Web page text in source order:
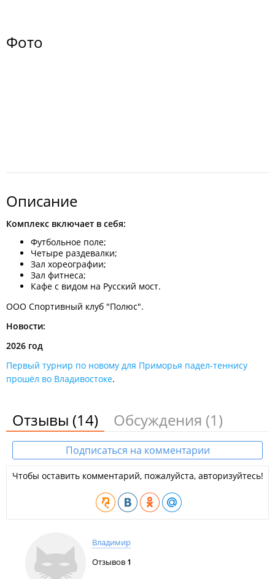
Фото
Описание
Комплекс включает в себя:
Футбольное поле;
Четыре раздевалки;
Зал хореографии;
Зал фитнеса;
Кафе с видом на Русский мост.
ООО Спортивный клуб "Полюс".
Новости:
2026 год
Первый турнир по новому для Приморья падел-теннису
прошёл во Владивостоке.
Отзывы (14) Обсуждения (1)
Подписаться на комментарии
Чтобы оставить комментарий, пожалуйста, авторизуйтесь!
Владимир
Отзывов 1